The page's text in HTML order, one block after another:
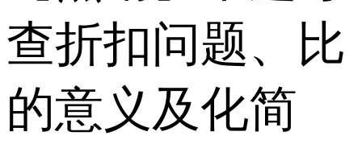
查折扣问题、比
的意义及化简